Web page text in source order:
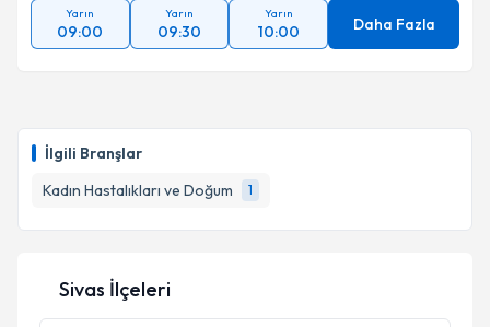
İlgili Branşlar
Kadın Hastalıkları ve Doğum
1
Yarın
09:00
Yarın
09:30
Yarın
10:00 Daha Fazla
Sivas İlçeleri